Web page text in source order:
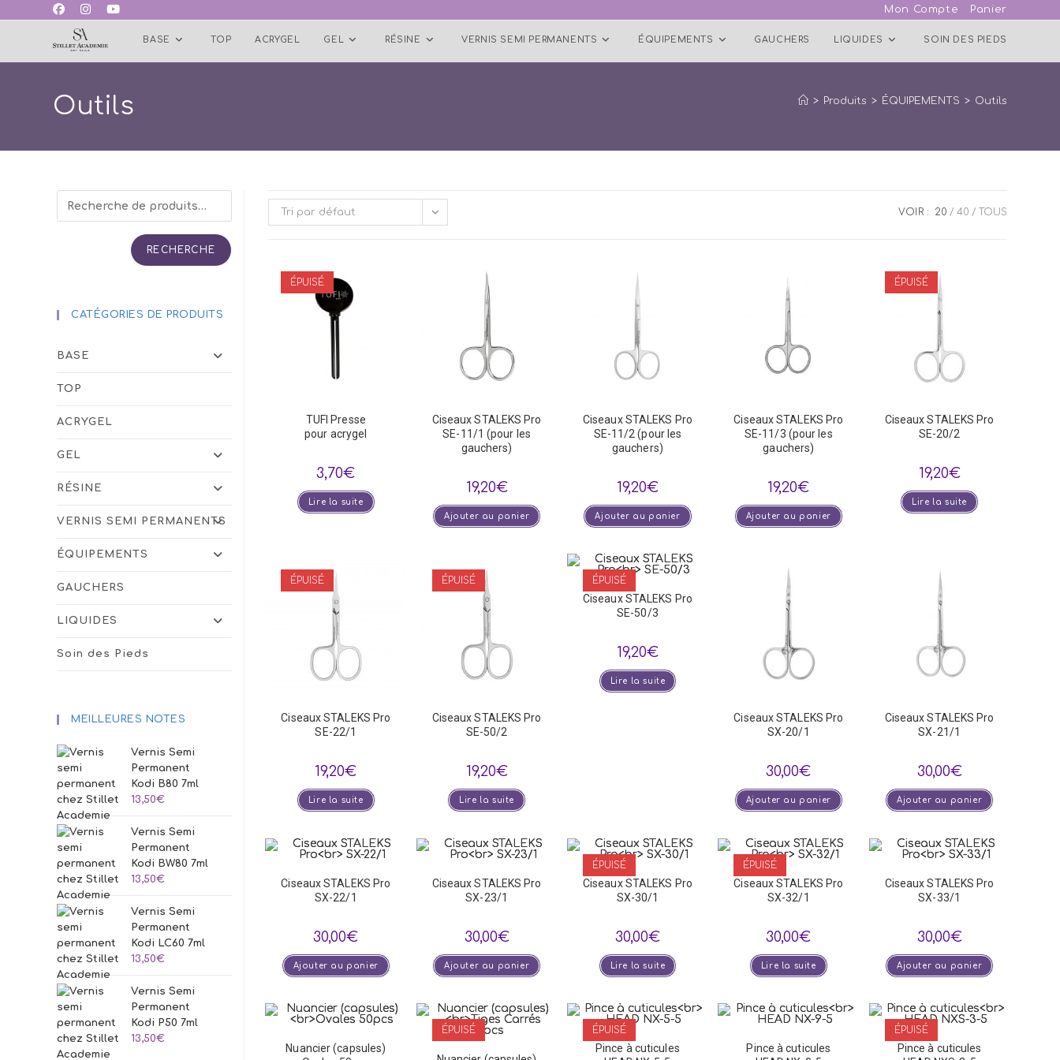
Mon Compte Panier
BASE TOP ACRYGEL GEL RÉSINE VERNIS SEMI PERMANENTS ÉQUIPEMENTS GAUCHERS LIQUIDES SOIN DES PIEDS
Outils > Produits > ÉQUIPEMENTS > Outils
Tri par défaut VOIR : 20 40 TOUS
ÉPUISÉ
TUFI Presse
pour acrygel
3,70€
Lire la suite
Ciseaux STALEKS Pro
SE-11/1 (pour les
gauchers)
19,20€
Ajouter au panier
Ciseaux STALEKS Pro
SE-11/2 (pour les
gauchers)
19,20€
Ajouter au panier
Ciseaux STALEKS Pro
SE-11/3 (pour les
gauchers)
19,20€
Ajouter au panier
ÉPUISÉ
Ciseaux STALEKS Pro
SE-20/2
19,20€
Lire la suite
ÉPUISÉ
Ciseaux STALEKS Pro
SE-22/1
19,20€
Lire la suite
ÉPUISÉ
Ciseaux STALEKS Pro
SE-50/2
19,20€
Lire la suite
ÉPUISÉ
Ciseaux STALEKS Pro
SE-50/3
19,20€
Lire la suite
Ciseaux STALEKS Pro
SX-20/1
30,00€
Ajouter au panier
Ciseaux STALEKS Pro
SX-21/1
30,00€
Ajouter au panier
Ciseaux STALEKS Pro
SX-22/1
30,00€
Ajouter au panier
Ciseaux STALEKS Pro
SX-23/1
30,00€
Ajouter au panier
ÉPUISÉ
Ciseaux STALEKS Pro
SX-30/1
30,00€
Lire la suite
ÉPUISÉ
Ciseaux STALEKS Pro
SX-32/1
30,00€
Lire la suite
Ciseaux STALEKS Pro
SX-33/1
30,00€
Ajouter au panier
Nuancier (capsules)
ÉPUISÉ ÉPUISÉ
Pince à cuticules
Pince à cuticules
ÉPUISÉ
Pince à cuticules
RECHERCHE
CATÉGORIES DE PRODUITS
BASE
TOP
ACRYGEL
GEL
RÉSINE
VERNIS SEMI PERMANENTS
ÉQUIPEMENTS
GAUCHERS
LIQUIDES
Soin des Pieds
MEILLEURES NOTES
Vernis Semi
Permanent
Kodi B80 7ml
13,50€
Vernis Semi
Permanent
Kodi BW80 7ml
13,50€
Vernis Semi
Permanent
Kodi LC60 7ml
13,50€
Vernis Semi
Permanent
Kodi P50 7ml
13,50€